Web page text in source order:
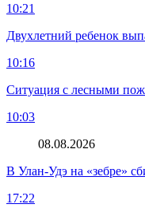
10:21
Двухлетний ребенок
10:16
Ситуация с лесными
10:03
08.08.2026
В Улан-Удэ на «зебре»
17:22